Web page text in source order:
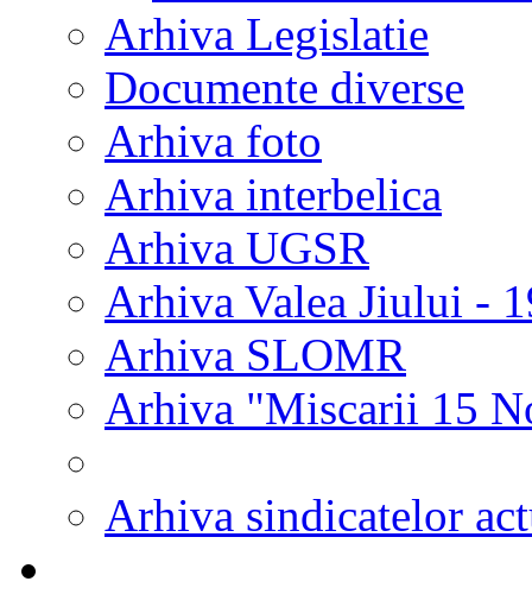
Arhiva Legislatie
Documente diverse
Arhiva foto
Arhiva interbelica
Arhiva UGSR
Arhiva Valea Jiului -
Arhiva SLOMR
Arhiva "Miscarii 15
Arhiva sindicatelor